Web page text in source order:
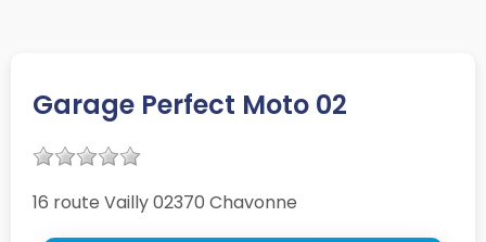
Garage Perfect Moto 02
16 route Vailly 02370 Chavonne